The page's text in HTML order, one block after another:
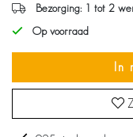
Bezorging: 1 tot 2
Op voorraad
In